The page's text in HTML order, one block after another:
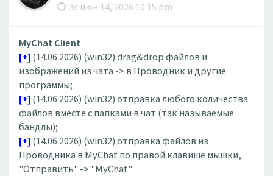
Вс июн 14, 2026 10:15 pm
MyChat Client
[+] (14.06.2026) (win32) drag&drop файлов и
изображений из чата -> в Проводник и другие
программы;
[+] (14.06.2026) (win32) отправка любого количества
файлов вместе с папками в чат (так называемые
бандлы);
[+] (14.06.2026) (win32) отправка файлов из
Проводника в MyChat по правой клавише мышки,
"Отправить" -> "MyChat".